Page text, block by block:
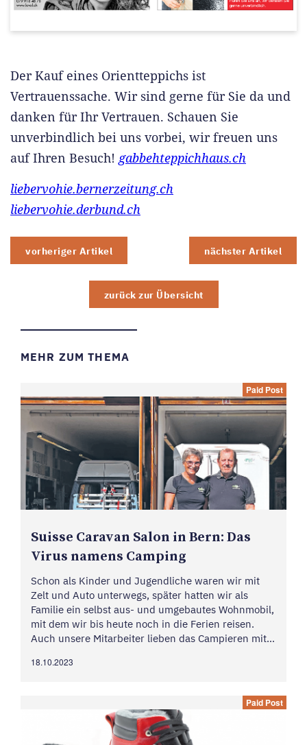
Der Kauf eines Orientteppichs ist
Vertrauenssache. Wir sind gerne für Sie da und
danken für Ihr Vertrauen. Schauen Sie
unverbindlich bei uns vorbei, wir freuen uns
auf Ihren Besuch! gabbehteppichhaus.ch
liebervohie.bernerzeitung.ch
liebervohie.derbund.ch
vorheriger Artikel nächster Artikel
zurück zur Übersicht
MEHR ZUM THEMA
Paid Post
Suisse Caravan Salon in Bern: Das
Virus namens Camping
Schon als Kinder und Jugendliche waren wir mit
Zelt und Auto unterwegs, später hatten wir als
Familie ein selbst aus- und umgebautes Wohnmobil,
mit dem wir bis heute noch in die Ferien reisen.
Auch unsere Mitarbeiter lieben das Campieren mit
Fahrzeugen. Vor 35 Jahren haben wir unsere Firma
18.10.2023
Paid Post